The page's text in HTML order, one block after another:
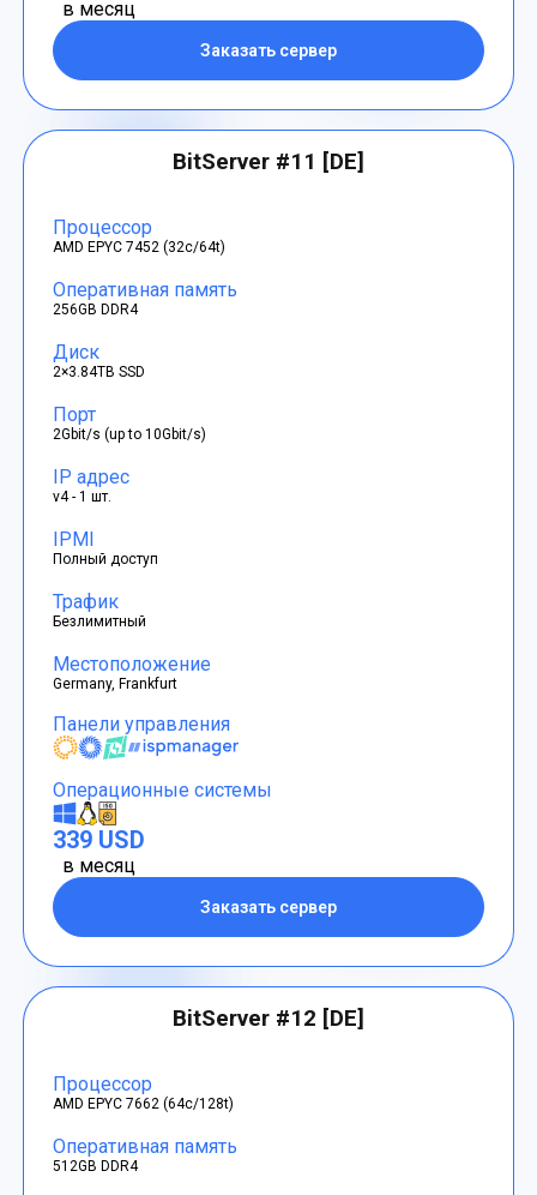
в месяц
Заказать сервер
BitServer #11 [DE]
Процессор
AMD EPYC 7452 (32c/64t)
Оперативная память
256GB DDR4
Диск
2×3.84TB SSD
Порт
2Gbit/s (up to 10Gbit/s)
IP адрес
v4 - 1 шт.
IPMI
Полный доступ
Трафик
Безлимитный
Местоположение
Germany, Frankfurt
Панели управления
Операционные системы
339 USD
в месяц
Заказать сервер
BitServer #12 [DE]
Процессор
AMD EPYC 7662 (64c/128t)
Оперативная память
512GB DDR4